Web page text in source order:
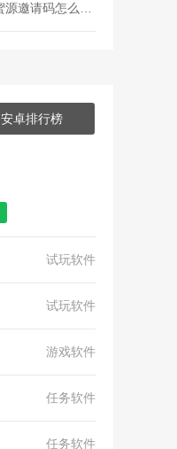
安卓排行榜
试玩软件
试玩软件
游戏软件
任务软件
任务软件